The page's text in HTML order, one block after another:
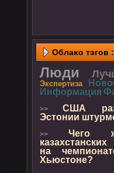
Облаκо тэгов :
Люди
Экспертиза
Информация
>>США
Эстонии
>> Чего
на
Хьюстоне?